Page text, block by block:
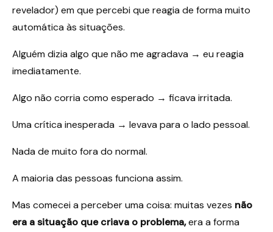
revelador) em que percebi que reagia de forma muito
automática às situações.
Alguém dizia algo que não me agradava → eu reagia
imediatamente.
Algo não corria como esperado → ficava irritada.
Uma crítica inesperada → levava para o lado pessoal.
Nada de muito fora do normal.
A maioria das pessoas funciona assim.
Mas comecei a perceber uma coisa: muitas vezes não
era a situação que criava o problema,era a forma